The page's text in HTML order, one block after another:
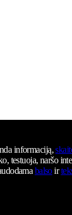
informaciją,
testuoja, naršo
balsoir